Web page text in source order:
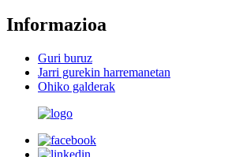
Informazioa
Guri buruz
Jarri gurekin harremanetan
Ohiko galderak